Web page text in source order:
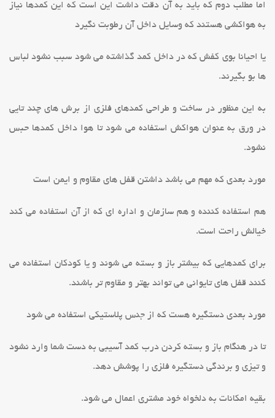
اما مطلب دوم که باید به آن دقت داشت این است که این کمدها نیاز
به هواکشی هستند که وسایل داخل آن رطوبت نگیرد
یا احیانا بوی کفش که در داخل کمد گذاشته می شود سبب نشود لباس
ها بو بگیرند.
به این منظور در ساخت و طراحی کمدهای فلزی از برش های چند تایی
در ورق به عنوان هواکش استفاده می شود تا هوا داخل کمدها حبس
نشود.
مورد بعدی که مهم می باشد داشتن قفل های مقاوم و ایمن است
هم استفاده کننده و هم سازمان و اداره ای که از آن استفاده می کند
خیالش راحت است.
برای کمدهایی که بیشتر باز و بسته می شوند و یا کودکان استفاده می
کنند قفل های تایوانی می تواند بهتر و مقاوم تر باشند.
مورد بعدی دستگیره هست که از جنس پلاستیکی استفاده می شود
تا در هنگام باز و بسته کردن درب کمد آسیبی به دست شما وارد نشود
و تیزی و برندگی دستگیره فلزی را پوشش دهد.
بقیه امکانات به دلخواه خود مشتری اعمال می شود.